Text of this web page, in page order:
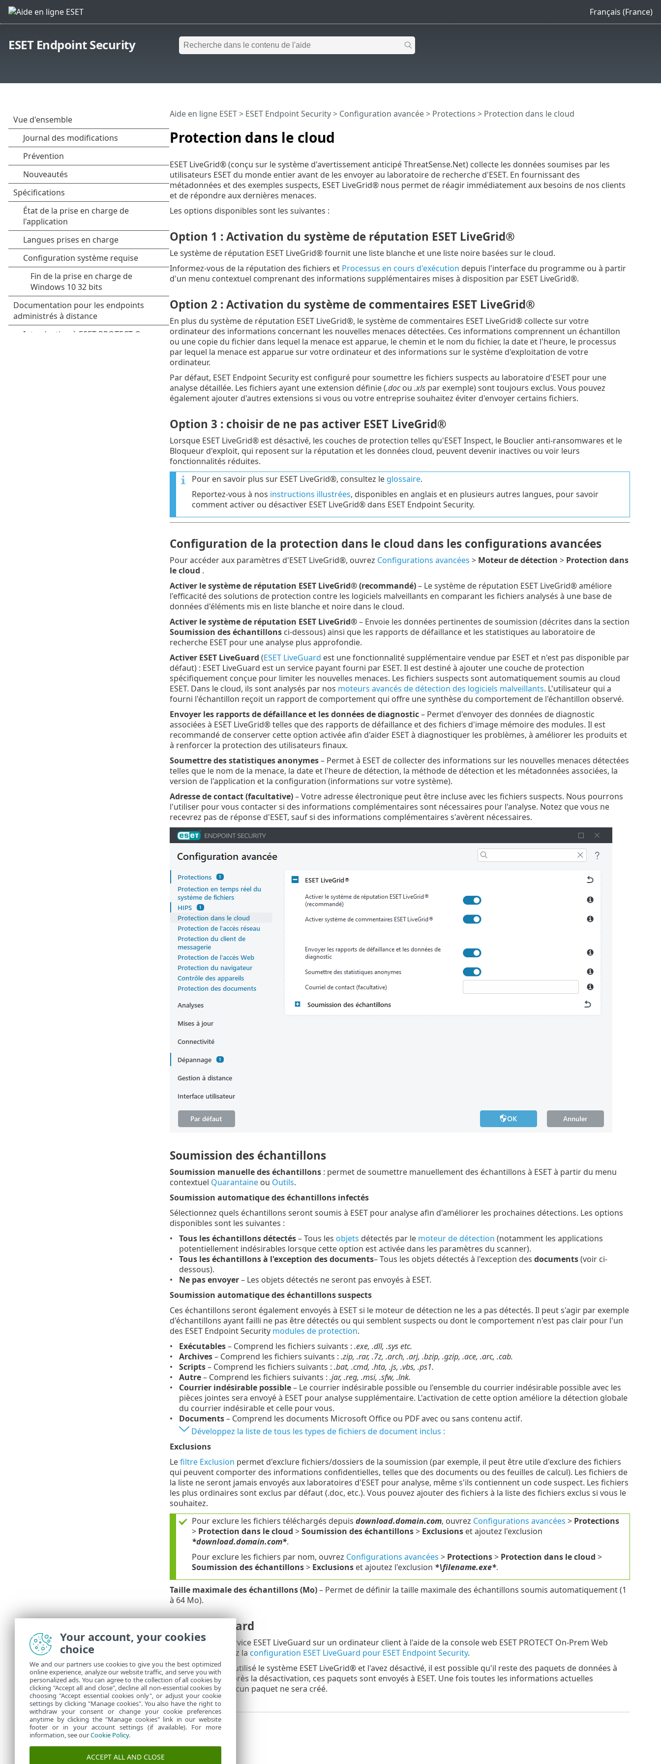
Français (France)
ESET Endpoint Security
Protection dans le cloud
Aide en ligne ESET> ESET Endpoint Security> Configuration avancée> Protections > Protection dans le cloud
ESET LiveGrid® (conçu sur le système d'avertissement anticipé ThreatSense.Net) collecte les données soumises par les
utilisateurs ESET du monde entier avant de les envoyer au laboratoire de recherche d'ESET. En fournissant des
métadonnées et des exemples suspects, ESET LiveGrid® nous permet de réagir immédiatement aux besoins de nos clients
et de répondre aux dernières menaces.
Les options disponibles sont les suivantes :
Option 1 : Activation du système de réputation ESET LiveGrid®
Le système de réputation ESET LiveGrid® fournit une liste blanche et une liste noire basées sur le cloud.
Informez-vous de la réputation des fichiers et Processus en cours d'exécution depuis l'interface du programme ou à partir
d'un menu contextuel comprenant des informations supplémentaires mises à disposition par ESET LiveGrid®.
Option 2 : Activation du système de commentaires ESET LiveGrid®
En plus du système de réputation ESET LiveGrid®, le système de commentaires ESET LiveGrid® collecte sur votre
ordinateur des informations concernant les nouvelles menaces détectées. Ces informations comprennent un échantillon
ou une copie du fichier dans lequel la menace est apparue, le chemin et le nom du fichier, la date et l'heure, le processus
par lequel la menace est apparue sur votre ordinateur et des informations sur le système d'exploitation de votre
ordinateur.
Par défaut, ESET Endpoint Security est configuré pour soumettre les fichiers suspects au laboratoire d'ESET pour une
analyse détaillée. Les fichiers ayant une extension définie (.docou .xlspar exemple) sont toujours exclus. Vous pouvez
également ajouter d'autres extensions si vous ou votre entreprise souhaitez éviter d'envoyer certains fichiers.
Option 3 : choisir de ne pas activer ESET LiveGrid®
Lorsque ESET LiveGrid® est désactivé, les couches de protection telles qu'ESET Inspect, le Bouclier anti-ransomwares et le
Bloqueur d'exploit, qui reposent sur la réputation et les données cloud, peuvent devenir inactives ou voir leurs
fonctionnalités réduites.
Pour en savoir plus sur ESET LiveGrid®, consultez le glossaire.
Reportez-vous à nos instructions illustrées, disponibles en anglais et en plusieurs autres langues, pour savoir
comment activer ou désactiver ESET LiveGrid® dans ESET Endpoint Security.
Configuration de la protection dans le cloud dans les configurations avancées
Pour accéder aux paramètres d'ESET LiveGrid®, ouvrez Configurations avancées > Moteur de détection > Protection dans
le cloud .
Activer le système de réputation ESET LiveGrid® (recommandé)– Le système de réputation ESET LiveGrid® améliore
l'efficacité des solutions de protection contre les logiciels malveillants en comparant les fichiers analysés à une base de
données d'éléments mis en liste blanche et noire dans le cloud.
Activer le système de réputation ESET LiveGrid®– Envoie les données pertinentes de soumission (décrites dans la section
Soumission des échantillonsci-dessous) ainsi que les rapports de défaillance et les statistiques au laboratoire de
recherche ESET pour une analyse plus approfondie.
Activer ESET LiveGuard (ESET LiveGuard est une fonctionnalité supplémentaire vendue par ESET et n'est pas disponible par
défaut) : ESET LiveGuard est un service payant fourni par ESET. Il est destiné à ajouter une couche de protection
spécifiquement conçue pour limiter les nouvelles menaces. Les fichiers suspects sont automatiquement soumis au cloud
ESET. Dans le cloud, ils sont analysés par nos moteurs avancés de détection des logiciels malveillants. L'utilisateur qui a
fourni l'échantillon reçoit un rapport de comportement qui offre une synthèse du comportement de l'échantillon observé.
Envoyer les rapports de défaillance et les données de diagnostic– Permet d'envoyer des données de diagnostic
associées à ESET LiveGrid® telles que des rapports de défaillance et des fichiers d'image mémoire des modules. Il est
recommandé de conserver cette option activée afin d'aider ESET à diagnostiquer les problèmes, à améliorer les produits et
à renforcer la protection des utilisateurs finaux.
Soumettre des statistiques anonymes– Permet à ESET de collecter des informations sur les nouvelles menaces détectées
telles que le nom de la menace, la date et l'heure de détection, la méthode de détection et les métadonnées associées, la
version de l'application et la configuration (informations sur votre système).
Adresse de contact (facultative)– Votre adresse électronique peut être incluse avec les fichiers suspects. Nous pourrons
l'utiliser pour vous contacter si des informations complémentaires sont nécessaires pour l'analyse. Notez que vous ne
recevrez pas de réponse d'ESET, sauf si des informations complémentaires s'avèrent nécessaires.
Soumission des échantillons
Soumission manuelle des échantillons: permet de soumettre manuellement des échantillons à ESET à partir du menu
contextuel Quarantaineou Outils.
Soumission automatique des échantillons infectés
Sélectionnez quels échantillons seront soumis à ESET pour analyse afin d'améliorer les prochaines détections. Les options
disponibles sont les suivantes :
Tous les échantillons détectés– Tous les objets détectés par le moteur de détection (notamment les applications
potentiellement indésirables lorsque cette option est activée dans les paramètres du scanner).
Tous les échantillons à l'exception des documents– Tous les objets détectés à l'exception des documents(voir ci-
dessous).
Ne pas envoyer– Les objets détectés ne seront pas envoyés à ESET.
Soumission automatique des échantillons suspects
Ces échantillons seront également envoyés à ESET si le moteur de détection ne les a pas détectés. Il peut s'agir par exemple
d'échantillons ayant failli ne pas être détectés ou qui semblent suspects ou dont le comportement n'est pas clair pour l'un
des ESET Endpoint Security modules de protection.
Exécutables– Comprend les fichiers suivants : .exe, .dll, .sys etc.
Archives– Comprend les fichiers suivants : .zip, .rar, .7z, .arch, .arj, .bzip, .gzip, .ace, .arc, .cab.
Scripts– Comprend les fichiers suivants : .bat, .cmd, .hta, .js, .vbs, .ps1.
Autre– Comprend les fichiers suivants : .jar, .reg, .msi, .sfw, .lnk.
Courrier indésirable possible– Le courrier indésirable possible ou l'ensemble du courrier indésirable possible avec les
pièces jointes sera envoyé à ESET pour analyse supplémentaire. L'activation de cette option améliore la détection globale
du courrier indésirable et celle pour vous.
Documents– Comprend les documents Microsoft Office ou PDF avec ou sans contenu actif.
Développez la liste de tous les types de fichiers de document inclus :
Exclusions
Lefiltre Exclusion permet d'exclure fichiers/dossiers de la soumission (par exemple, il peut être utile d'exclure des fichiers
qui peuvent comporter des informations confidentielles, telles que des documents ou des feuilles de calcul). Les fichiers de
la liste ne seront jamais envoyés aux laboratoires d'ESET pour analyse, même s'ils contiennent un code suspect. Les fichiers
les plus ordinaires sont exclus par défaut (.doc, etc.). Vous pouvez ajouter des fichiers à la liste des fichiers exclus si vous le
souhaitez.
Pour exclure les fichiers téléchargés depuis download.domain.com, ouvrez Configurations avancées > Protections
> Protection dans le cloud >Soumission des échantillons> Exclusionset ajoutez l'exclusion
*download.domain.com*.
Pour exclure les fichiers par nom, ouvrez Configurations avancées > Protections> Protection dans le cloud >
Soumission des échantillons> Exclusionset ajoutez l'exclusion *\filename.exe*.
Taille maximale des échantillons (Mo)– Permet de définir la taille maximale des échantillons soumis automatiquement (1
à 64 Mo).
ESET LiveGuard
Pour activer le service ESET LiveGuard sur un ordinateur client à l'aide de la console web ESET PROTECT On-Prem Web
Console, consultez la configuration ESET LiveGuard pour ESET Endpoint Security.
Si vous avez déjà utilisé le système ESET LiveGrid® et l'avez désactivé, il est possible qu'il reste des paquets de données à
envoyer. Même après la désactivation, ces paquets sont envoyés à ESET. Une fois toutes les informations actuelles
envoyées, plus aucun paquet ne sera créé.
Your account, your cookies
choice
We and our partners use cookies to give you the best optimized
online experience, analyze our website traffic, and serve you with
personalized ads. You can agree to the collection of all cookies by
clicking "Accept all and close", decline all non-essential cookies by
choosing "Accept essential cookies only", or adjust your cookie
settings by clicking "Manage cookies". You also have the right to
withdraw your consent or change your cookie preferences
anytime by clicking the "Manage cookies" link in our website
footer or in your account settings (if available). For more
information, see ourCookie Policy.
ACCEPT ALL AND CLOSE